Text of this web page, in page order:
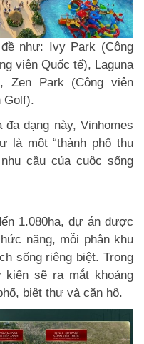
như: Ivy Park (Công
viên Quốc tế), Laguna
Zen Park (Công viên
Golf).
dạng này, Vinhomes
là một “thành phố thu
cầu của cuộc sống
1.080ha, dự án được
năng, mỗi phân khu
sống riêng biệt. Trong
sẽ ra mắt khoảng
biệt thự và căn hộ.